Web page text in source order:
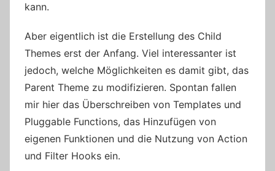
kann.
Aber eigentlich ist die Erstellung des Child
Themes erst der Anfang. Viel interessanter ist
jedoch, welche Möglichkeiten es damit gibt, das
Parent Theme zu modifizieren. Spontan fallen
mir hier das Überschreiben von Templates und
Pluggable Functions, das Hinzufügen von
eigenen Funktionen und die Nutzung von Action
und Filter Hooks ein.